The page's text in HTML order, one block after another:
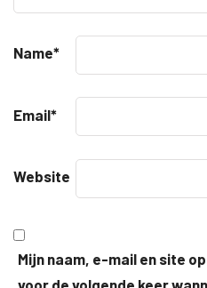
Name*
Email*
Website
Mijn naam, e-mail en site
voor de volgende keer